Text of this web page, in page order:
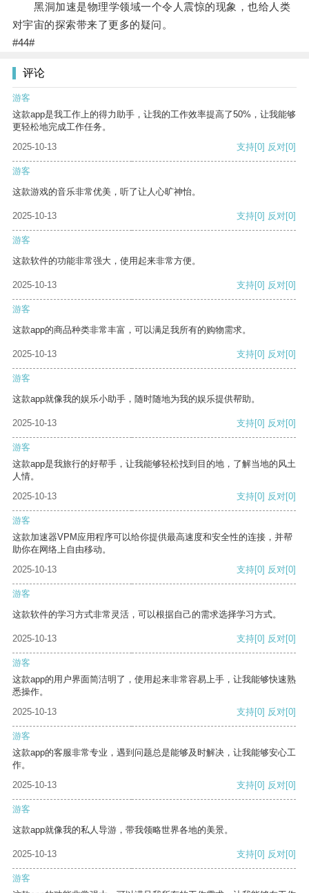
黑洞加速是物理学领域一个令人震惊的现象，也给人类
对宇宙的探索带来了更多的疑问。
#44#
评论
游客
这款app是我工作上的得力助手，让我的工作效率提高了50%，让我能够
更轻松地完成工作任务。
2025-10-13
支持[0] 反对[0]
游客
这款游戏的音乐非常优美，听了让人心旷神怡。
2025-10-13 支持[0] 反对[0]
游客
这款软件的功能非常强大，使用起来非常方便。
2025-10-13 支持[0] 反对[0]
游客
这款app的商品种类非常丰富，可以满足我所有的购物需求。
2025-10-13 支持[0] 反对[0]
游客
这款app就像我的娱乐小助手，随时随地为我的娱乐提供帮助。
2025-10-13 支持[0] 反对[0]
游客
这款app是我旅行的好帮手，让我能够轻松找到目的地，了解当地的风土
人情。
2025-10-13
支持[0] 反对[0]
游客
这款加速器VPM应用程序可以给你提供最高速度和安全性的连接，并帮
助你在网络上自由移动。
2025-10-13
支持[0] 反对[0]
游客
这款软件的学习方式非常灵活，可以根据自己的需求选择学习方式。
2025-10-13 支持[0] 反对[0]
游客
这款app的用户界面简洁明了，使用起来非常容易上手，让我能够快速熟
悉操作。
2025-10-13
支持[0] 反对[0]
游客
这款app的客服非常专业，遇到问题总是能够及时解决，让我能够安心工
作。
2025-10-13
支持[0] 反对[0]
游客
这款app就像我的私人导游，带我领略世界各地的美景。
2025-10-13 支持[0] 反对[0]
游客